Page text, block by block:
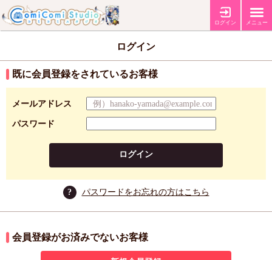
ログイン メニュー
ログイン
既に会員登録をされているお客様
メールアドレス
パスワード
ログイン
? パスワードをお忘れの方はこちら
会員登録がお済みでないお客様